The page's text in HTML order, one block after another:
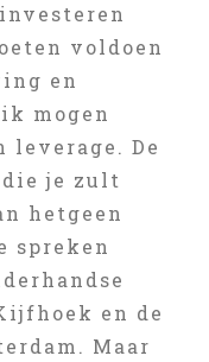
voldoen
en
mogen
leverage. De
je zult
hetgeen
spreken
en de
Maar